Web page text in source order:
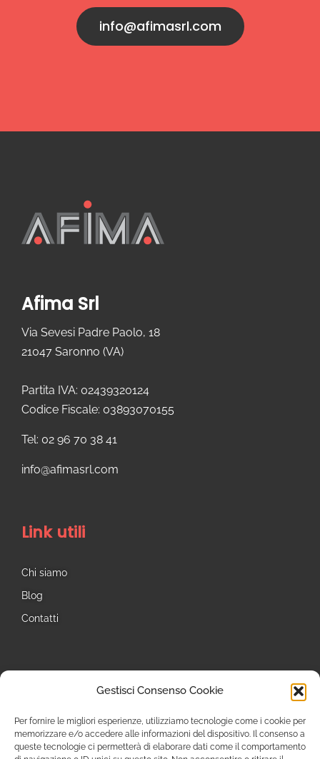
Gestisci Consenso Cookie
Per fornire le migliori esperienze, utilizziamo tecnologie come i cookie per
memorizzare e/o accedere alle informazioni del dispositivo. Il consenso a
queste tecnologie ci permetterà di elaborare dati come il comportamento
info@afimasrl.com
Afima Srl
Via Sevesi Padre Paolo, 18
21047 Saronno (VA)
Partita IVA: 02439320124
Codice Fiscale: 03893070155
Tel: 02 96 70 38 41
info@afimasrl.com​
Link utili
Chi siamo
Blog
Contatti
Instagram